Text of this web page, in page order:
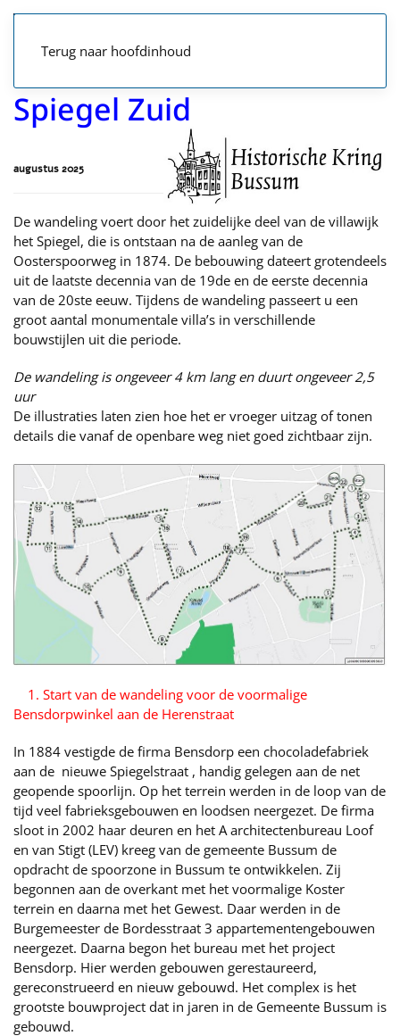
Terug naar hoofdinhoud
Spiegel Zuid
augustus 2025
De wandeling voert door het zuidelijke deel van de villawijk
het Spiegel, die is ontstaan na de aanleg van de
Oosterspoorweg in 1874. De bebouwing dateert grotendeels
uit de laatste decennia van de 19de en de eerste decennia
van de 20ste eeuw. Tijdens de wandeling passeert u een
groot aantal monumentale villa’s in verschillende
bouwstijlen uit die periode.
De wandeling is ongeveer 4 km lang en duurt ongeveer 2,5
uur
De illustraties laten zien hoe het er vroeger uitzag of tonen
details die vanaf de openbare weg niet goed zichtbaar zijn.
1. Start van de wandeling voor de voormalige
Bensdorpwinkel aan de Herenstraat
In 1884 vestigde de firma Bensdorp een chocoladefabriek
aan de nieuwe Spiegelstraat , handig gelegen aan de net
geopende spoorlijn. Op het terrein werden in de loop van de
tijd veel fabrieksgebouwen en loodsen neergezet. De firma
sloot in 2002 haar deuren en het A architectenbureau Loof
en van Stigt (LEV) kreeg van de gemeente Bussum de
opdracht de spoorzone in Bussum te ontwikkelen. Zij
begonnen aan de overkant met het voormalige Koster
terrein en daarna met het Gewest. Daar werden in de
Burgemeester de Bordesstraat 3 appartementengebouwen
neergezet. Daarna begon het bureau met het project
Bensdorp. Hier werden gebouwen gerestaureerd,
gereconstrueerd en nieuw gebouwd. Het complex is het
grootste bouwproject dat in jaren in de Gemeente Bussum is
gebouwd.